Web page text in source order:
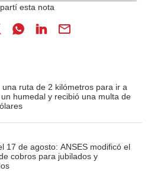
una ruta de 2 kilómetros para ir a
humedal y recibió una multa de
17 de agosto: ANSES modificó el
cobros para jubilados y